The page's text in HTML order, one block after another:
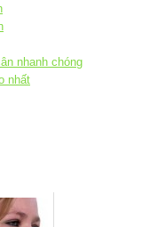
nhanh chóng
nhất